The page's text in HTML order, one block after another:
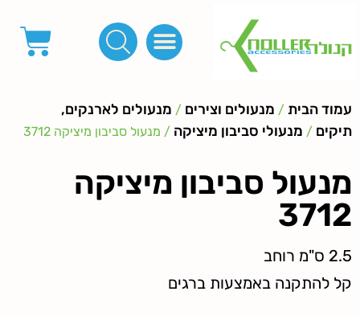
עמוד הבית / מנעולים וצירים / מנעולים לארנקים,
תיקים / מנעולי סביבון מיציקה / מנעול סביבון מיציקה 3712
מנעול סביבון מיציקה
3712
2.5 ס"מ רוחב
קל להתקנה באמצעות ברגים